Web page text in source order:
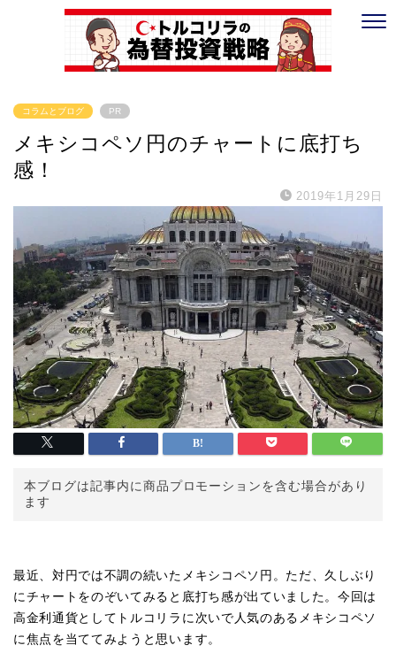
コラムとブログ PR
メキシコペソ円のチャートに底打ち
感！
2019年1月29日
本ブログは記事内に商品プロモーションを含む場合があり
ます
最近、対円では不調の続いたメキシコペソ円。ただ、久しぶり
にチャートをのぞいてみると底打ち感が出ていました。今回は
高金利通貨としてトルコリラに次いで人気のあるメキシコペソ
に焦点を当ててみようと思います。